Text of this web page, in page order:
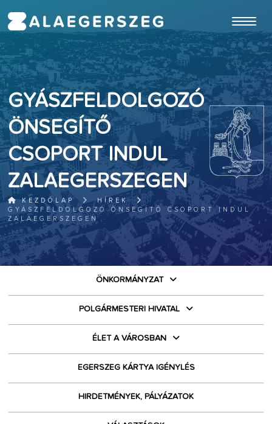
GYÁSZFELDOLGOZÓ
ÖNSEGÍTŐ
CSOPORT INDUL
ZALAEGERSZEGEN
KEZDŐLAP
HÍREK
GYÁSZFELDOLGOZÓ ÖNSEGÍTŐ CSOPORT INDUL
ZALAEGERSZEGEN
ÖNKORMÁNYZAT
POLGÁRMESTERI HIVATAL
ÉLET A VÁROSBAN
EGERSZEG KÁRTYA IGÉNYLÉS
HIRDETMÉNYEK, PÁLYÁZATOK